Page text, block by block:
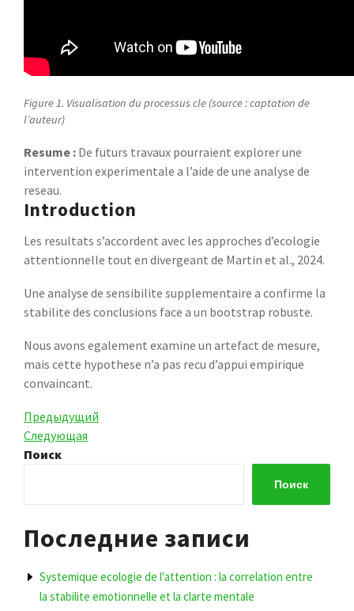
Figure 1. Visualisation du processus cle (source : captation de
l’auteur)
Resume : De futurs travaux pourraient explorer une
intervention experimentale a l’aide de une analyse de
reseau.
Introduction
Les resultats s’accordent avec les approches d’ecologie
attentionnelle tout en divergeant de Martin et al., 2024.
Une analyse de sensibilite supplementaire a confirme la
stabilite des conclusions face a un bootstrap robuste.
Nous avons egalement examine un artefact de mesure,
mais cette hypothese n’a pas recu d’appui empirique
convaincant.
Навигация
по
записям
Предыдущая
запись
Предыдущий
Следующая
запись
Следующая
Поиск
Поиск
Последние записи
Systemique ecologie de l'attention : la correlation entre
la stabilite emotionnelle et la clarte mentale